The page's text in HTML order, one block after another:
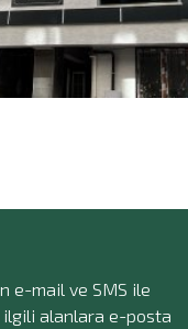
e-mail ve SMS ile
ilgili alanlara e-posta